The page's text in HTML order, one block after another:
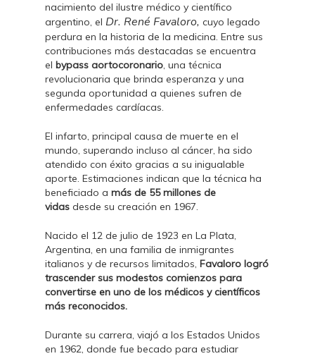
nacimiento del ilustre médico y científico
argentino, el Dr. René Favaloro, cuyo legado
perdura en la historia de la medicina. Entre sus
contribuciones más destacadas se encuentra
el bypass aortocoronario, una técnica
revolucionaria que brinda esperanza y una
segunda oportunidad a quienes sufren de
enfermedades cardíacas.
El infarto, principal causa de muerte en el
mundo, superando incluso al cáncer, ha sido
atendido con éxito gracias a su inigualable
aporte. Estimaciones indican que la técnica ha
beneficiado a más de 55 millones de
vidas desde su creación en 1967.
Nacido el 12 de julio de 1923 en La Plata,
Argentina, en una familia de inmigrantes
italianos y de recursos limitados, Favaloro logró
trascender sus modestos comienzos para
convertirse en uno de los médicos y científicos
más reconocidos.
Durante su carrera, viajó a los Estados Unidos
en 1962, donde fue becado para estudiar